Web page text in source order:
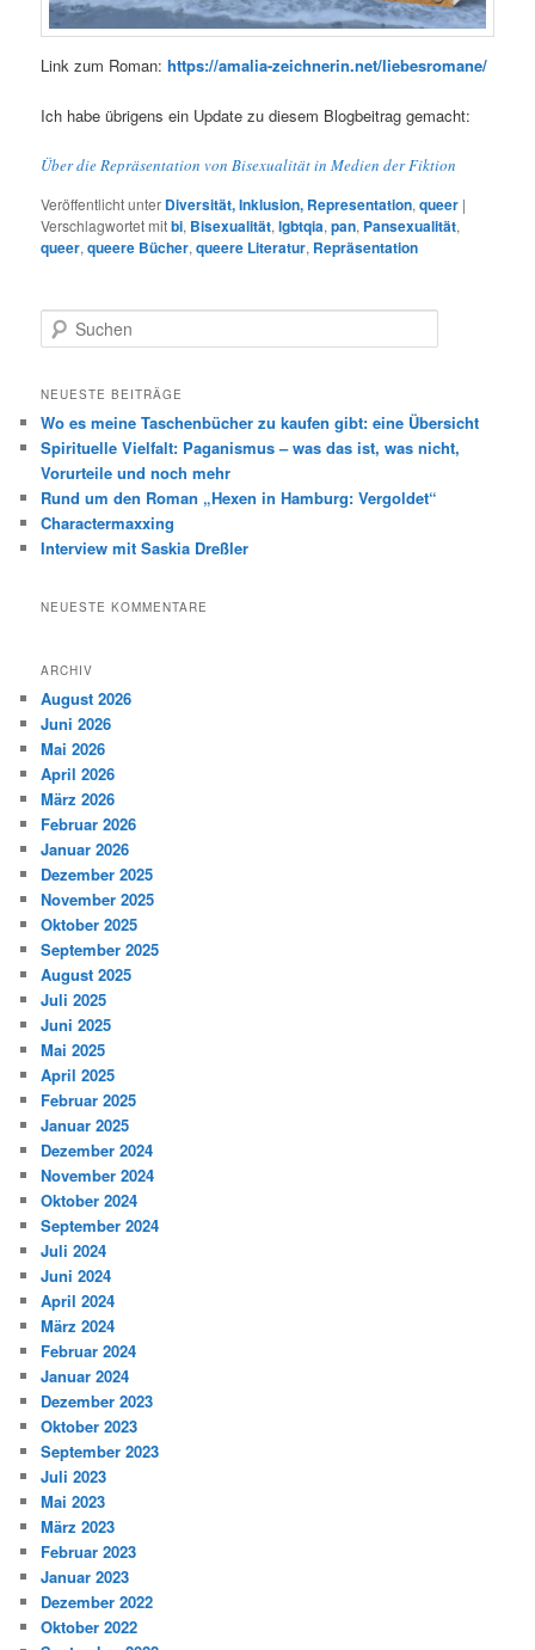
Link zum Roman:https://amalia-zeichnerin.net/liebesromane/
Ich habe übrigens ein Update zu diesem Blogbeitrag gemacht:
Über die Repräsentation von Bisexualität in Medien der Fiktion
Veröffentlicht unter Diversität, Inklusion, Representation,queer |
Verschlagwortet mitbi, Bisexualität,lgbtqia,pan, Pansexualität,
queer,queere Bücher,queere Literatur, Repräsentation
u
h
n
NEUESTE BEITRÄGE
Wo es meine Taschenbücher zu kaufen gibt: eine Übersicht
Spirituelle Vielfalt: Paganismus – was das ist, was nicht,
Vorurteile und noch mehr
Rund um den Roman „Hexen in Hamburg: Vergoldet“
Charactermaxxing
Interview mit Saskia Dreßler
NEUESTE KOMMENTARE
ARCHIV
August 2026
Juni 2026
Mai 2026
April 2026
März 2026
Februar 2026
Januar 2026
Dezember 2025
November 2025
Oktober 2025
September 2025
August 2025
Juli 2025
Juni 2025
Mai 2025
April 2025
Februar 2025
Januar 2025
Dezember 2024
November 2024
Oktober 2024
September 2024
Juli 2024
Juni 2024
April 2024
März 2024
Februar 2024
Januar 2024
Dezember 2023
Oktober 2023
September 2023
Juli 2023
Mai 2023
März 2023
Februar 2023
Januar 2023
Dezember 2022
Oktober 2022